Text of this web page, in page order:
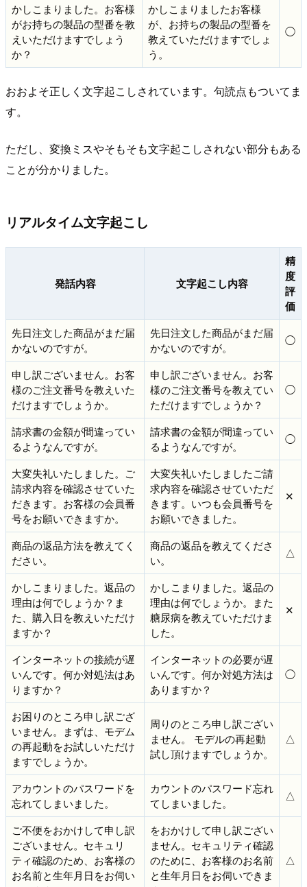
かしこまりました。お客様
がお持ちの製品の型番を教
えいただけますでしょう
か？
かしこまりましたお客様
が、お持ちの製品の型番を
教えていただけますでしょ
う。
◯
おおよそ正しく文字起こしされています。句読点もついてま
す。
ただし、変換ミスやそもそも文字起こしされない部分もある
ことが分かりました。
リアルタイム文字起こし
発話内容 文字起こし内容
精
度
評
価
先日注文した商品がまだ届
かないのですが。
先日注文した商品がまだ届
かないのですが。
◯
申し訳ございません。お客
様のご注文番号を教えいた
だけますでしょうか。
申し訳ございません。お客
様のご注文番号を教えてい
ただけますでしょうか？
◯
請求書の金額が間違ってい
るようなんですが。
請求書の金額が間違ってい
るようなんですが。
◯
大変失礼いたしました。ご
請求内容を確認させていた
だきます。お客様の会員番
号をお願いできますか。
大変失礼いたしましたご請
求内容を確認させていただ
きます。いつも会員番号を
お願いできました。
✕
商品の返品方法を教えてく
ださい。
商品の返品を教えてくださ
い。
△
かしこまりました。返品の
理由は何でしょうか？ま
た、購入日を教えいただけ
ますか？
かしこまりました。返品の
理由は何でしょうか。また
糖尿病を教えていただけま
した。
✕
インターネットの接続が遅
いんです。何か対処法はあ
りますか？
インターネットの必要が遅
いんです。何か対処方法は
ありますか？
◯
お困りのところ申し訳ござ
いません。まずは、モデム
の再起動をお試しいただけ
ますでしょうか。
周りのところ申し訳ござい
ません。 モデルの再起動
試し頂けますでしょうか。
△
アカウントのパスワードを
忘れてしまいました。
カウントのパスワード忘れ
てしまいました。
△
ご不便をおかけして申し訳
ございません。セキュリ
ティ確認のため、お客様の
お名前と生年月日をお伺い
をおかけして申し訳ござい
ません。セキュリティ確認
のために、お客様のお名前
と生年月日をお伺いできま
△